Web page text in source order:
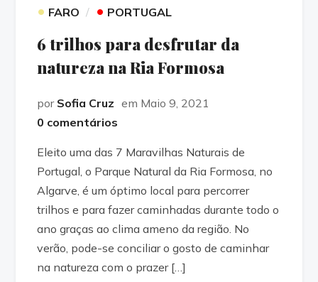
• FARO • PORTUGAL
6 trilhos para desfrutar da
natureza na Ria Formosa
por Sofia Cruz em Maio 9, 2021
0 comentários
Eleito uma das 7 Maravilhas Naturais de
Portugal, o Parque Natural da Ria Formosa, no
Algarve, é um óptimo local para percorrer
trilhos e para fazer caminhadas durante todo o
ano graças ao clima ameno da região. No
verão, pode-se conciliar o gosto de caminhar
na natureza com o prazer […]